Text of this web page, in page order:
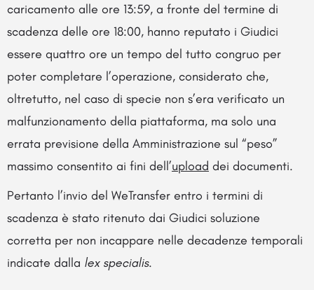
caricamento alle ore 13:59, a fronte del termine di
scadenza delle ore 18:00, hanno reputato i Giudici
essere quattro ore un tempo del tutto congruo per
poter completare l’operazione, considerato che,
oltretutto, nel caso di specie non s’era verificato un
malfunzionamento della piattaforma, ma solo una
errata previsione della Amministrazione sul “peso”
massimo consentito ai fini dell’upload dei documenti.
Pertanto l’invio del WeTransfer entro i termini di
scadenza è stato ritenuto dai Giudici soluzione
corretta per non incappare nelle decadenze temporali
indicate dalla lex specialis.